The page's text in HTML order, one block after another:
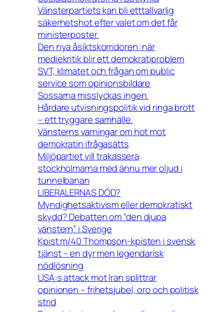
Vänsterpartiets kan bli etttallvarlig
säkerhetshot efter valet om det får
ministerposter.
Den nya åsiktskorridoren: när
mediekritik blir ett demokratiproblem
SVT, klimatet och frågan om public
service som opinionsbildare
Sossarna misslyckas ingen.
Hårdare utvisningspolitik vid ringa brott
– ett tryggare samhälle.
Vänsterns varningar om hot mot
demokratin ifrågasätts
Miljöpartiet vill trakassera
stockholmarna med ännu mer oljud i
tunnelbanan
LIBERALERNAS DÖD?
Myndighetsaktivism eller demokratiskt
skydd? Debatten om “den djupa
vänstern” i Sverige
Kpist m/40 Thompson-kpisten i svensk
tjänst – en dyr men legendarisk
nödlösning
USA:s attack mot Iran splittrar
opinionen – frihetsjubel, oro och politisk
strid